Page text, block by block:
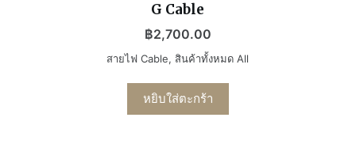
G Cable
฿2,700.00
สายไฟ Cable, สินค้าทั้งหมด All
หยิบใส่ตะกร้า